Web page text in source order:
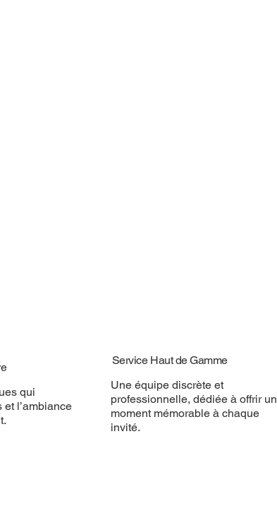
qui
l’ambiance
Service Haut de Gamme
Une équipe discrète et
professionnelle, dédiée à offrir un
moment mémorable à chaque
invité.